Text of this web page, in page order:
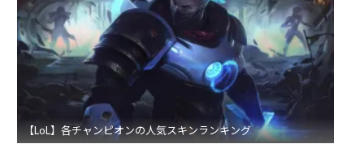
【LoL】各チャンピオンの人気スキンランキング